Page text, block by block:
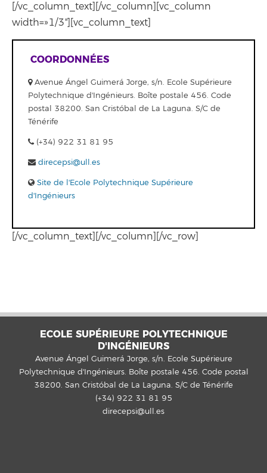
[/vc_column_text][/vc_column][vc_column
width=»1/3″][vc_column_text]
COORDONNÉES
Avenue Ángel Guimerá Jorge, s/n. Ecole Supérieure
Polytechnique d'Ingénieurs. Boîte postale 456. Code
postal 38200. San Cristóbal de La Laguna. S/C de
Ténérife
(+34) 922 31 81 95
direcepsi@ull.es
Site de l'Ecole Polytechnique Supérieure
d'Ingénieurs
[/vc_column_text][/vc_column][/vc_row]
ECOLE SUPÉRIEURE POLYTECHNIQUE
D'INGÉNIEURS
Avenue Ángel Guimerá Jorge, s/n. Ecole Supérieure
Polytechnique d'Ingénieurs. Boîte postale 456. Code postal
38200. San Cristóbal de La Laguna. S/C de Ténérife
(+34) 922 31 81 95
direcepsi@ull.es